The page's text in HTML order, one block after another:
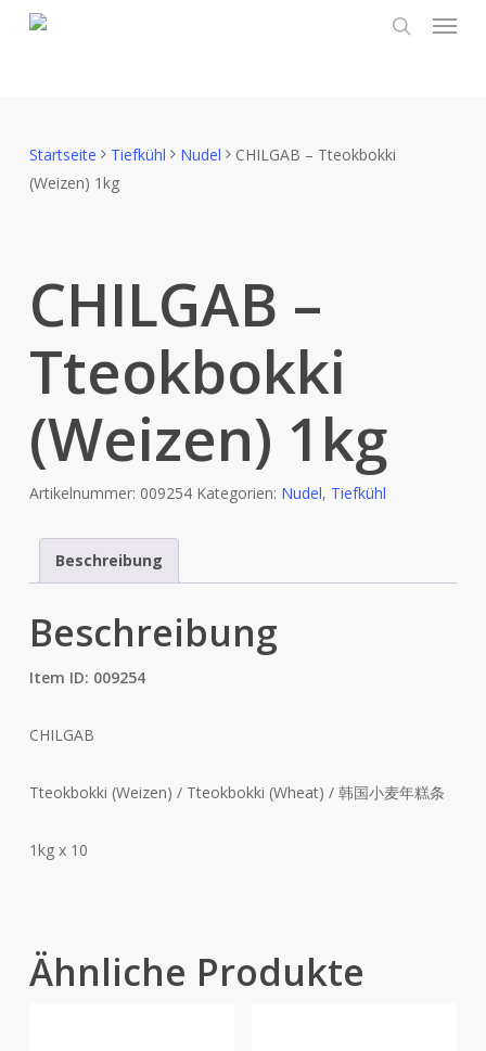
Menu
Startseite Tiefkühl Nudel
CHILGAB – Tteokbokki
(Weizen) 1kg
CHILGAB –
Tteokbokki
(Weizen) 1kg
Artikelnummer: 009254 Kategorien: Nudel, Tiefkühl
Beschreibung
Beschreibung
Item ID: 009254
CHILGAB
Tteokbokki (Weizen) / Tteokbokki (Wheat) / 韩国小麦年糕条
1kg x 10
Ähnliche Produkte